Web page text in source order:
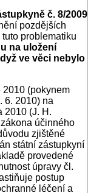
č. 8/2009
pozdějších
problematiku
na uložení
ve věci nebylo
(pokynem
6. 2010) na
2010 (J. H.
účinného
zjištěné
státní zástupkyní
provedené
úpravy čl.
postup
léčení a